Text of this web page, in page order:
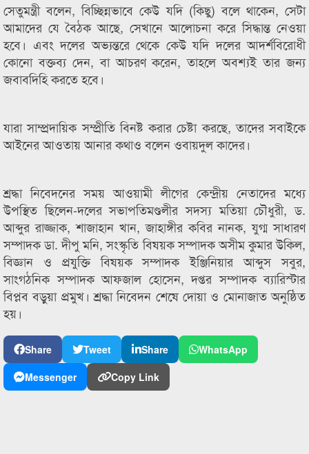
সেতুমন্ত্রী বলেন, বিচ্ছিন্নভাবে কেউ যদি (কিছু) বলে থাকেন, সেটা
আমাদের যে বৈঠক আছে, সেখানে আলোচনা করে সিদ্ধান্ত নেওয়া
হবে। এবং দলের অভ্যন্তরে থেকে কেউ যদি দলের আদর্শবিরোধী
কোনো বক্তব্য দেন, বা আচরণ করেন, তাহলে অবশ্যই তার জন্য
জবাবদিহি করতে হবে।
যারা সাম্প্রদায়িক সম্প্রীতি বিনষ্ট করার চেষ্টা করছে, তাদের সবাইকে
আইনের আওতায় আনার কথাও বলেন ওবায়দুল কাদের।
শ্রদ্ধা নিবেদনের সময় আওয়ামী লীগের কেন্দ্রীয় নেতাদের মধ্যে
উপস্থিত ছিলেন-দলের সভাপতিমণ্ডলীর সদস্য মতিয়া চৌধুরী, ড.
আব্দুর রাজ্জাক, শাজাহান খান, জাহাঙ্গীর কবির নানক, যুগ্ম সাধারণ
সম্পাদক ডা. দীপু মনি, সংস্কৃতি বিষয়ক সম্পাদক অসীম কুমার উকিল,
বিজ্ঞান ও প্রযুক্তি বিষয়ক সম্পাদক ইঞ্জিনিয়ার আব্দুস সবুর,
সাংগঠনিক সম্পাদক আফজাল হোসেন, দপ্তর সম্পাদক ব্যারিস্টার
বিপ্লব বড়ুয়া প্রমুখ। শ্রদ্ধা নিবেদন শেষে দোয়া ও মোনাজাত অনুষ্ঠিত
হয়।
Share Tweet Share
WhatsApp
Messenger
Copy Link